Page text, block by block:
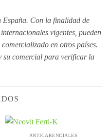
Con la finalidad de
vigentes, pueden
en otros países.
su comercial para verificar la
ANTICARENCIALES